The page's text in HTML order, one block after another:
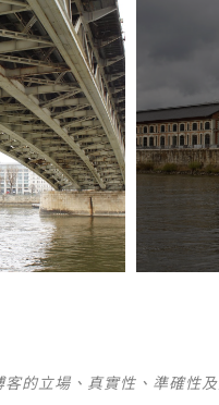
的立場、真實性、準確性